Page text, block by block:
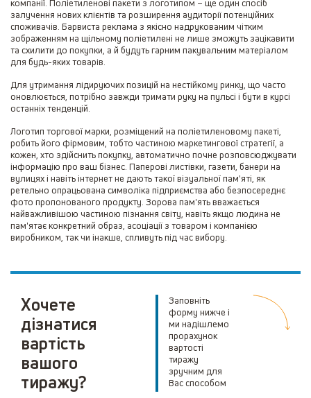
компанії. Поліетиленові пакети з логотипом – ще один спосіб
залучення нових клієнтів та розширення аудиторії потенційних
споживачів. Барвиста реклама з якісно надрукованим чітким
зображенням на щільному поліетилені не лише зможуть зацікавити
та схилити до покупки, а й будуть гарним пакувальним матеріалом
для будь-яких товарів.
Для утримання лідируючих позицій на нестійкому ринку, що часто
оновлюється, потрібно завжди тримати руку на пульсі і бути в курсі
останніх тенденцій.
Логотип торгової марки, розміщений на поліетиленовому пакеті,
робить його фірмовим, тобто частиною маркетингової стратегії, а
кожен, хто здійснить покупку, автоматично почне розповсюджувати
інформацію про ваш бізнес. Паперові листівки, газети, банери на
вулицях і навіть інтернет не дають такої візуальної пам'яті, як
ретельно опрацьована символіка підприємства або безпосереднє
фото пропонованого продукту. Зорова пам'ять вважається
найважливішою частиною пізнання світу, навіть якщо людина не
пам'ятає конкретний образ, асоціації з товаром і компанією
виробником, так чи інакше, спливуть під час вибору.
Хочете
дізнатися
вартість
вашого
тиражу?
Заповніть
форму нижче і
ми надішлемо
прорахунок
вартості
тиражу
зручним для
Вас способом